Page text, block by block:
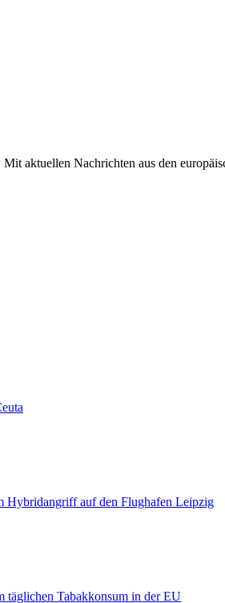
aktuellen Nachrichten aus den
Hybridangriff auf den Flughafen Leipzig
täglichen Tabakkonsum in der EU